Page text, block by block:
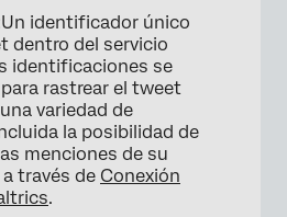
identificador único
dentro del servicio
identificaciones se
rastrear el tweet
variedad de
la posibilidad de
menciones de su
través de Conexión
.